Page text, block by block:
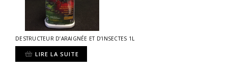
DESTRUCTEUR D’ARAIGNÉE ET D’INSECTES 1L
LIRE LA SUITE